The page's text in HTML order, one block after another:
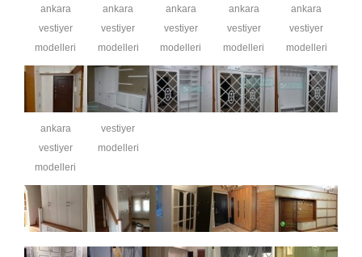
ankara
vestiyer
modelleri
ankara
vestiyer
modelleri
ankara
vestiyer
modelleri
ankara
vestiyer
modelleri
ankara
vestiyer
modelleri
ankara
vestiyer
modelleri
vestiyer
modelleri